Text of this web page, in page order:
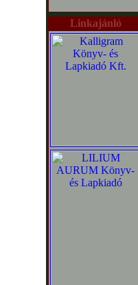
Linkajánló